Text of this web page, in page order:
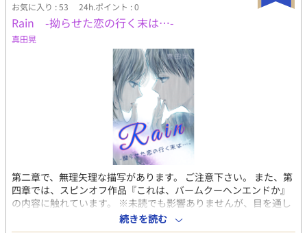
お気に入り : 53 24h.ポイント : 0
Rain -拗らせた恋の行く末は…-
真田晃
第二章で、無理矢理な描写があります。 ご注意下さい。 また、第
四章では、スピンオフ作品『これは、バームクーヘンエンドか』
の内容に触れています。 ※未読でも影響ありませんが、目を通し
て頂けると、より深みが増すかと思います。 ◇◆◇ 僕は、大空
(ソラ)が、好きだった── 大空には彼女がいたけれど、彼の思わ
続きを読む